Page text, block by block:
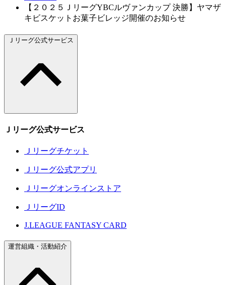
【２０２５ＪリーグYBCルヴァンカップ 決勝】ヤマザ
キビスケットお菓子ビレッジ開催のお知らせ
Ｊリーグ公式サービス
Ｊリーグ公式サービス
Ｊリーグチケット
Ｊリーグ公式アプリ
Ｊリーグオンラインストア
ＪリーグID
J.LEAGUE FANTASY CARD
運営組織・活動紹介